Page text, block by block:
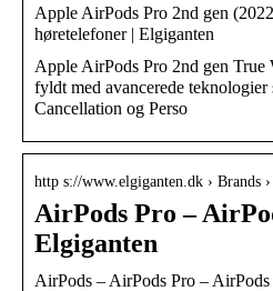
Apple AirPods Pro 2nd gen
høretelefoner | Elgiganten
Apple AirPods Pro 2nd gen True
fyldt med avancerede
Cancellation og Perso
http s://www.elgiganten.dk › Brands
AirPods Pro –
Elgiganten
AirPods – AirPods Pro –